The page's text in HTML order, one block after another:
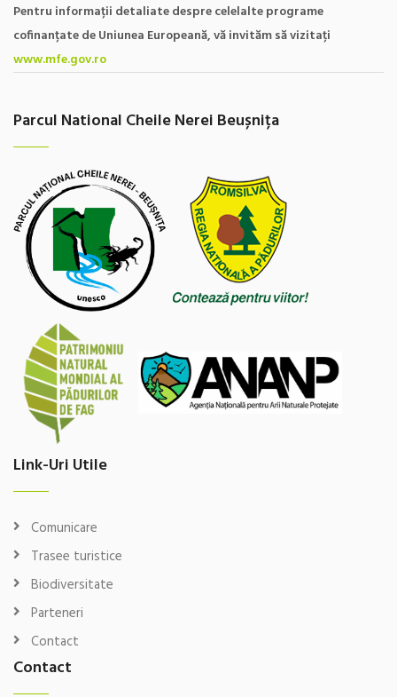
Pentru informații detaliate despre celelalte programe
cofinanțate de Uniunea Europeană, vă invităm să vizitați
www.mfe.gov.ro
Parcul National Cheile Nerei Beușnița
Link-Uri Utile
Comunicare
Trasee turistice
Biodiversitate
Parteneri
Contact
Contact